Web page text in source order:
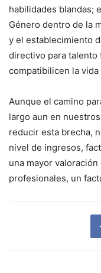
habilidades blandas;
Género dentro de la
y el establecimiento
directivo para talento
compatibilicen la
Aunque el camino
largo aun en
reducir esta brecha,
nivel de ingresos,
una mayor
profesionales, un